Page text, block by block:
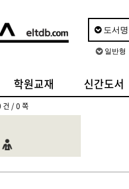
학원교재 신간도서
건 / 0 쪽